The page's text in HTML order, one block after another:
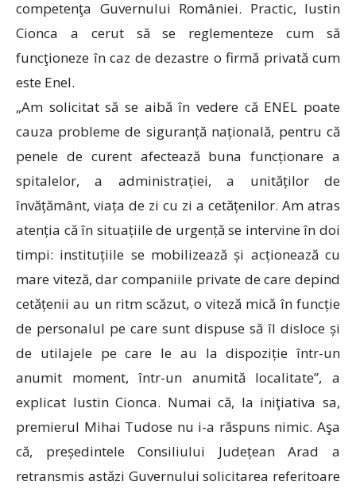
competenţa Guvernului României. Practic, Iustin
Cionca a cerut să se reglementeze cum să
funcţioneze în caz de dezastre o firmă privată cum
este Enel.
„Am solicitat să se aibă în vedere că ENEL poate
cauza probleme de siguranță națională, pentru că
penele de curent afectează buna funcționare a
spitalelor, a administrației, a unităților de
învățământ, viața de zi cu zi a cetățenilor. Am atras
atenția că în situațiile de urgență se intervine în doi
timpi: instituțiile se mobilizează și acționează cu
mare viteză, dar companiile private de care depind
cetățenii au un ritm scăzut, o viteză mică în funcție
de personalul pe care sunt dispuse să îl disloce și
de utilajele pe care le au la dispoziție într-un
anumit moment, într-un anumită localitate”, a
explicat Iustin Cionca. Numai că, la iniţiativa sa,
premierul Mihai Tudose nu i-a răspuns nimic. Aşa
că, președintele Consiliului Județean Arad a
retransmis astăzi Guvernului solicitarea referitoare